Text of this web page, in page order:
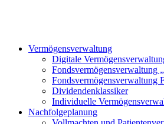
Vermögensverwaltung
Digitale
Fondsvermögensverwaltung
Fondsvermögensverwaltung
Dividendenklassiker
Individuelle
Nachfolgeplanung